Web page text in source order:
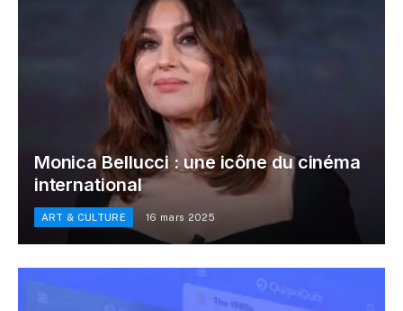
Monica Bellucci : une icône du cinéma
international
ART & CULTURE 16 mars 2025